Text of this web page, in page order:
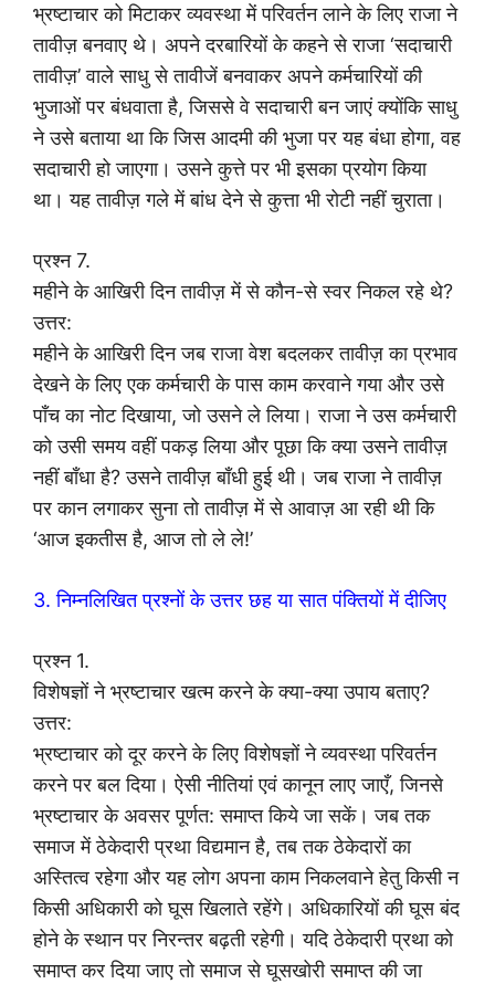
भ्रष्टाचार को मिटाकर व्यवस्था में परिवर्तन लाने के लिए राजा ने
तावीज़ बनवाए थे। अपने दरबारियों के कहने से राजा ‘सदाचारी
तावीज़’ वाले साधु से तावीजें बनवाकर अपने कर्मचारियों की
भुजाओं पर बंधवाता है, जिससे वे सदाचारी बन जाएं क्योंकि साधु
ने उसे बताया था कि जिस आदमी की भुजा पर यह बंधा होगा, वह
सदाचारी हो जाएगा। उसने कुत्ते पर भी इसका प्रयोग किया
था। यह तावीज़ गले में बांध देने से कुत्ता भी रोटी नहीं चुराता।
प्रश्न 7.
महीने के आखिरी दिन तावीज़ में से कौन-से स्वर निकल रहे थे?
उत्तर:
महीने के आखिरी दिन जब राजा वेश बदलकर तावीज़ का प्रभाव
देखने के लिए एक कर्मचारी के पास काम करवाने गया और उसे
पाँच का नोट दिखाया, जो उसने ले लिया। राजा ने उस कर्मचारी
को उसी समय वहीं पकड़ लिया और पूछा कि क्या उसने तावीज़
नहीं बाँधा है? उसने तावीज़ बाँधी हुई थी। जब राजा ने तावीज़
पर कान लगाकर सुना तो तावीज़ में से आवाज़ आ रही थी कि
‘आज इकतीस है, आज तो ले ले!’
3. निम्नलिखित प्रश्नों के उत्तर छह या सात पंक्तियों में दीजिए
प्रश्न 1.
विशेषज्ञों ने भ्रष्टाचार खत्म करने के क्या-क्या उपाय बताए?
उत्तर:
भ्रष्टाचार को दूर करने के लिए विशेषज्ञों ने व्यवस्था परिवर्तन
करने पर बल दिया। ऐसी नीतियां एवं कानून लाए जाएँ, जिनसे
भ्रष्टाचार के अवसर पूर्णत: समाप्त किये जा सकें। जब तक
समाज में ठेकेदारी प्रथा विद्यमान है, तब तक ठेकेदारों का
अस्तित्व रहेगा और यह लोग अपना काम निकलवाने हेतु किसी न
किसी अधिकारी को घूस खिलाते रहेंगे। अधिकारियों की घूस बंद
होने के स्थान पर निरन्तर बढ़ती रहेगी। यदि ठेकेदारी प्रथा को
समाप्त कर दिया जाए तो समाज से घूसखोरी समाप्त की जा